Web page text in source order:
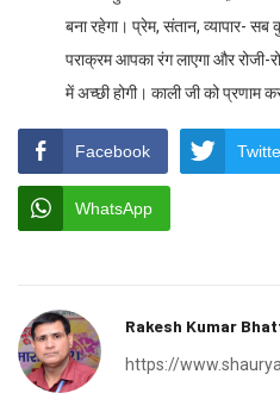
बना रहेगा। प्रेम, संतान, व्यापार-
पराक्रम आपका रंग लाएगा और रोजी-
में अच्छी होगी। काली जी को प्रणाम
Facebook
WhatsApp
Rakesh Kumar
https://